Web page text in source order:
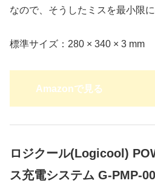
なので、そうしたミスを最小限
標準サイズ：280 × 340 × 3 mm
Amazonで見る
ロジクール(Logicool)
ス充電システム G-PMP-